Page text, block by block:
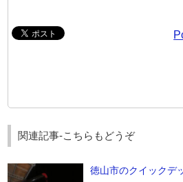
関連記事-こちらもどうぞ
徳山市のクイックデ